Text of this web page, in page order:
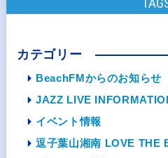
カテゴリー
BeachFMからのお知らせ
JAZZ LIVE
イベント情報
逗子葉山湘南 LOVE THE